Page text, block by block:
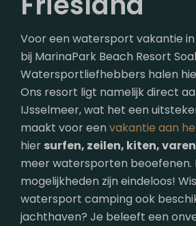
Voor een watersport vakantie in
bij MarinaPark Beach Resort
Watersportliefhebbers halen
Ons resort ligt namelijk direct
IJsselmeer, wat het een
maakt voor eenvakantie aan
hier surfen, zeilen, kiten, varen
meer watersporten beoefenen.
mogelijkheden zijn eindeloos!
watersport camping ook
jachthaven? Je beleeft een